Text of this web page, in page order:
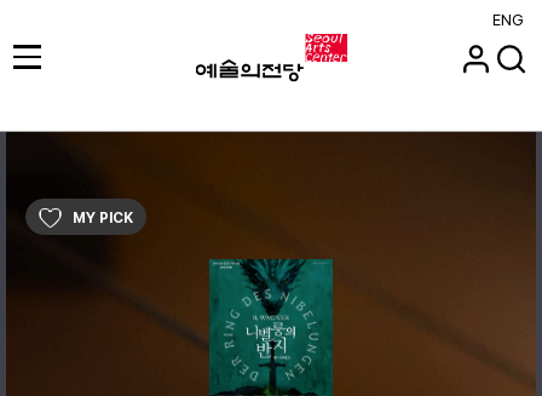
ENG
MY PICK